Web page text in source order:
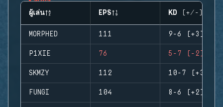
ผู้เล่น EPS KD (+/-)
MORPHED 111 9-6 (+3)
P1XIE 76 5-7 (-2)
SKMZY 112 10-7 (+3)
FUNGI 104 8-6 (+2)